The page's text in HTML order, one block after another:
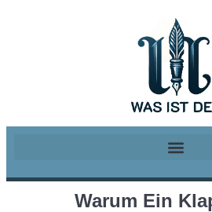
Warum Ein